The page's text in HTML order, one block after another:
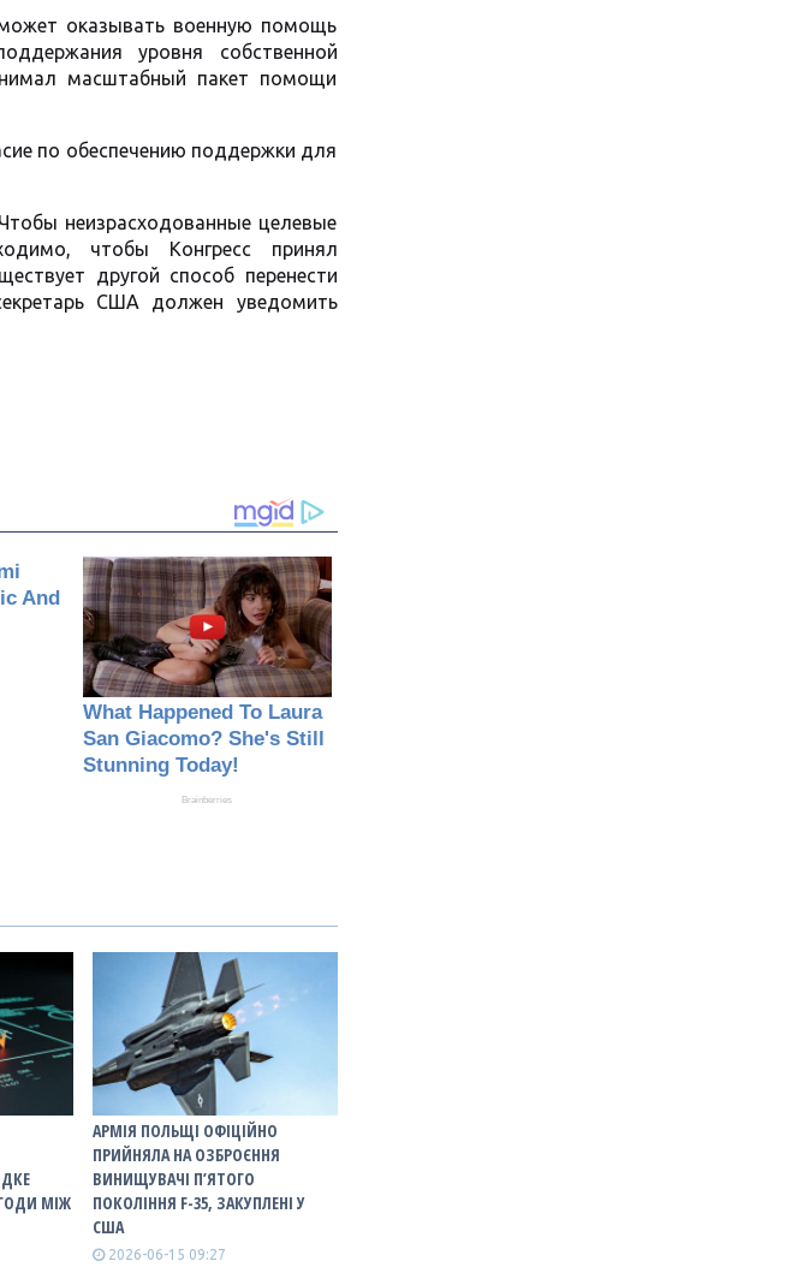
оказывать военную помощь
уровня собственной
масштабный пакет помощи
по обеспечению поддержки для
неизрасходованные целевые
чтобы Конгресс принял
другой способ перенести
США должен уведомить
МІЖ
АРМІЯ ПОЛЬЩІ ОФІЦІЙНО
ПРИЙНЯЛА НА ОЗБРОЄННЯ
ВИНИЩУВАЧІ П’ЯТОГО
ПОКОЛІННЯ F-35, ЗАКУПЛЕНІ У
США
2026-06-15 09:27